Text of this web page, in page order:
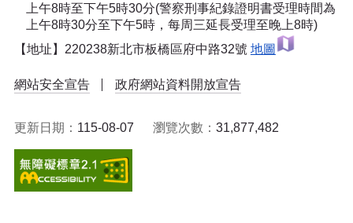
上午8時至下午5時30分(警察刑事紀錄證明書受理時間為
上午8時30分至下午5時，每周三延長受理至晚上8時)
【地址】220238新北市板橋區府中路32號 地圖
網站安全宣告 政府網站資料開放宣告
更新日期： 115-08-07 瀏覽次數： 31,877,482